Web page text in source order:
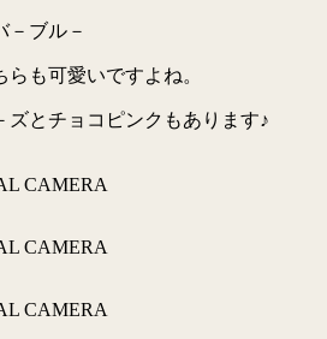
－ブル－
も可愛いですよね。
ズとチョコピンクもあります♪
CAMERA
CAMERA
CAMERA